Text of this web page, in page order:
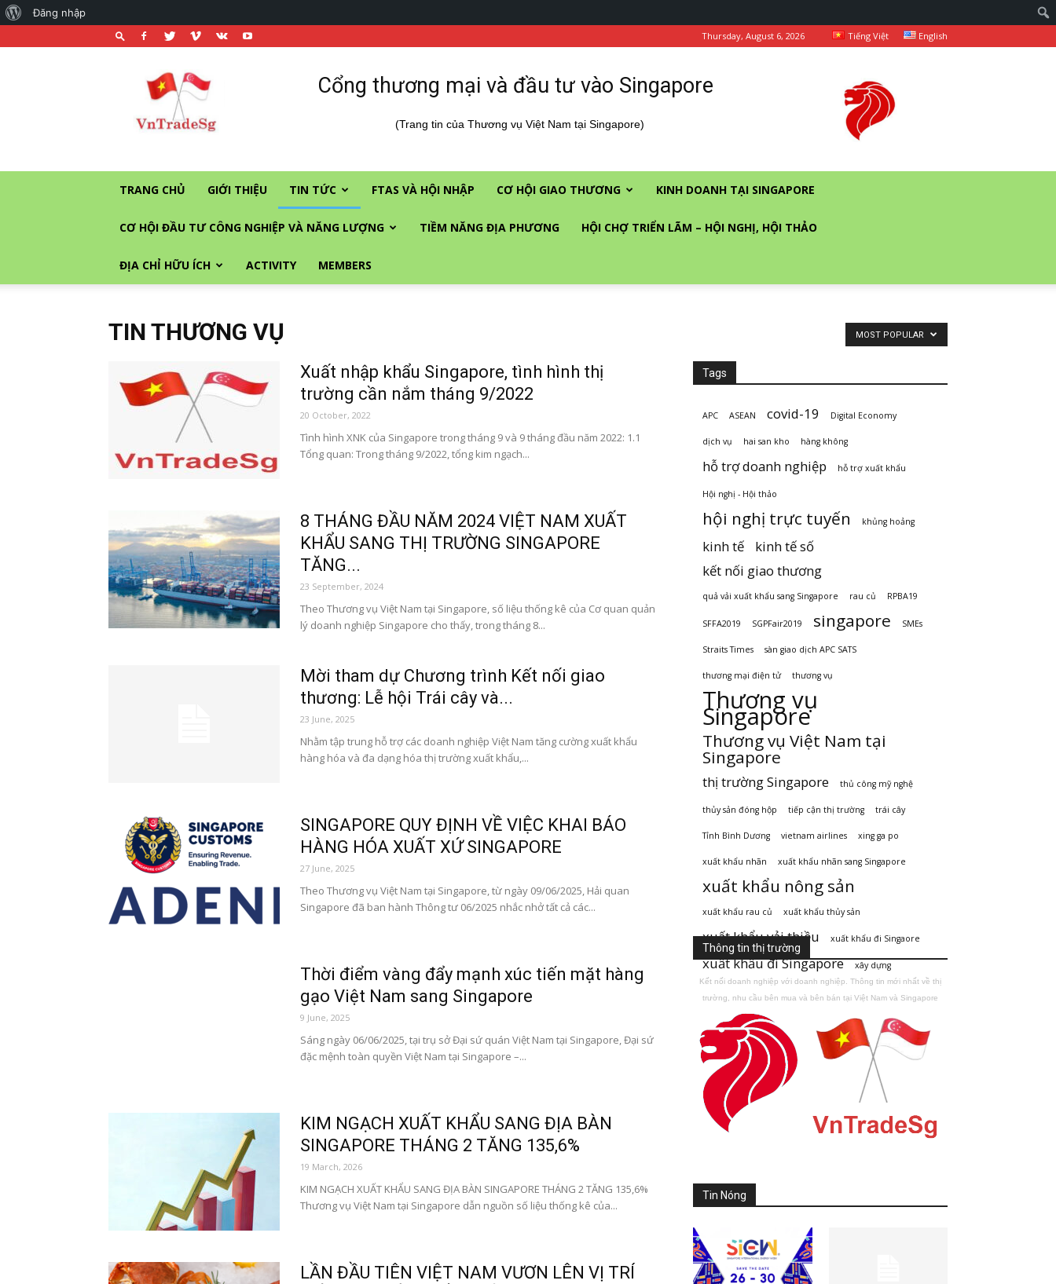
Thursday, August 6, 2026 Tiếng Việt English
Cổng
thương
và
vào
Singapore
Cổng thương mại và đầu tư vào Singapore
(Trang tin của Thương vụ Việt Nam tại Singapore)
TRANG CHỦ GIỚI THIỆU TIN TỨC FTAS VÀ HỘI NHẬP CƠ HỘI GIAO THƯƠNG KINH DOANH TẠI SINGAPORE
CƠ HỘI ĐẦU TƯ CÔNG NGHIỆP VÀ NĂNG LƯỢNG TIỀM NĂNG ĐỊA PHƯƠNG HỘI CHỢ TRIỂN LÃM – HỘI NGHỊ, HỘI THẢO
ĐỊA CHỈ HỮU ÍCH ACTIVITY MEMBERS
TIN THƯƠNG VỤ MOST POPULAR
Xuất nhập khẩu Singapore, tình hình thị
trường cần nắm tháng 9/2022
20 October, 2022
Tình hình XNK của Singapore trong tháng 9 và 9 tháng đầu năm 2022: 1.1
Tổng quan: Trong tháng 9/2022, tổng kim ngạch...
8 THÁNG ĐẦU NĂM 2024 VIỆT NAM XUẤT
KHẨU SANG THỊ TRƯỜNG SINGAPORE
TĂNG...
23 September, 2024
Theo Thương vụ Việt Nam tại Singapore, số liệu thống kê của Cơ quan quản
lý doanh nghiệp Singapore cho thấy, trong tháng 8...
Mời tham dự Chương trình Kết nối giao
thương: Lễ hội Trái cây và...
23 June, 2025
Nhằm tập trung hỗ trợ các doanh nghiệp Việt Nam tăng cường xuất khẩu
hàng hóa và đa dạng hóa thị trường xuất khẩu,...
SINGAPORE QUY ĐỊNH VỀ VIỆC KHAI BÁO
HÀNG HÓA XUẤT XỨ SINGAPORE
27 June, 2025
Theo Thương vụ Việt Nam tại Singapore, từ ngày 09/06/2025, Hải quan
Singapore đã ban hành Thông tư 06/2025 nhắc nhở tất cả các...
Thời điểm vàng đẩy mạnh xúc tiến mặt hàng
gạo Việt Nam sang Singapore
9 June, 2025
Sáng ngày 06/06/2025, tại trụ sở Đại sứ quán Việt Nam tại Singapore, Đại sứ
đặc mệnh toàn quyền Việt Nam tại Singapore –...
KIM NGẠCH XUẤT KHẨU SANG ĐỊA BÀN
SINGAPORE THÁNG 2 TĂNG 135,6%
19 March, 2026
KIM NGẠCH XUẤT KHẨU SANG ĐỊA BÀN SINGAPORE THÁNG 2 TĂNG 135,6%
Thương vụ Việt Nam tại Singapore dẫn nguồn số liệu thống kê của...
LẦN ĐẦU TIÊN VIỆT NAM VƯƠN LÊN VỊ TRÍ
Tags
APC ASEAN covid-19 Digital Economy
dịch vụ hai san kho hàng không
hỗ trợ doanh nghiệp hỗ trợ xuất khẩu
Hội nghị - Hội thảo
hội nghị trực tuyến khủng hoảng
kinh tế
kinh tế số
kết nối giao thương
quả vải xuất khẩu sang Singapore rau củ RPBA19
SFFA2019 SGPFair2019 singapore SMEs
Straits Times sàn giao dịch APC SATS
thương mại điện tử thương vụ
Thương vụ
Singapore
Thương vụ Việt Nam tại
Singapore
thị trường Singapore thủ công mỹ nghệ
thủy sản đóng hộp tiếp cận thị trường trái cây
Tỉnh Bình Dương vietnam airlines xing ga po
xuất khẩu nhãn xuất khẩu nhãn sang Singapore
xuất khẩu nông sản
xuất khẩu rau củ xuất khẩu thủy sản
xuất khẩu vải thiều xuất khẩu đi Singaore
xuất khẩu đi Singapore xây dựng
Thông tin thị trường
Kết nối doanh nghiệp với doanh nghiệp. Thông tin mới nhất về thị
trường, nhu cầu bên mua và bên bán tại Việt Nam và Singapore
Tin Nóng
About
Đăng nhập